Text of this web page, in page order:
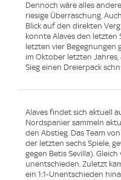
Dennoch wäre alles
riesige Überraschung.
Blick auf den direkten
konnte Alaves den letzten
letzten vier Begegnungen
im Oktober letzten
Sieg einen Dreierpack
Alaves findet sich aktuell
Nordspanier sammeln
den Abstieg. Das Team
der letzten sechs Spiele,
gegen Betis Sevilla).
unentschieden. Zuletzt
ein 1:1-Unentschieden